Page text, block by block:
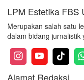
LPM Estetika FBS
Merupakan salah satu
dalam bidang jurnalistik
Alamat Redaksi